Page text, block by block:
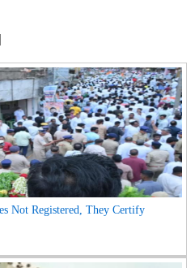
Not Registered, They Certify